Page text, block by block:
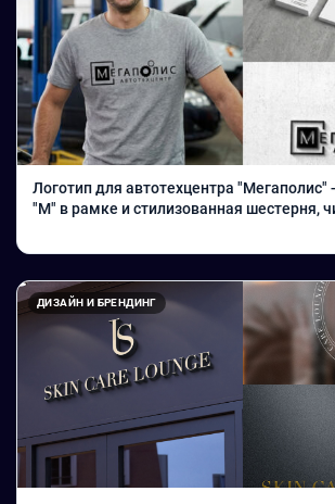
Логотип для автотехцентра
"М" в рамке и стилизованная шестерня,
продукции.
ДИЗАЙН И БРЕНДИНГ